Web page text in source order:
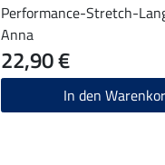
Performance-Stretch-
Anna
22,90 €
In den